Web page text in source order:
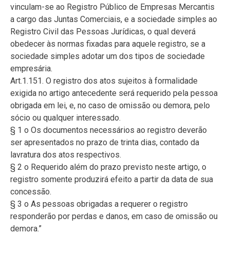
vinculam-se ao Registro Público de Empresas Mercantis
a cargo das Juntas Comerciais, e a sociedade simples ao
Registro Civil das Pessoas Jurídicas, o qual deverá
obedecer às normas fixadas para aquele registro, se a
sociedade simples adotar um dos tipos de sociedade
empresária.
Art.1.151. O registro dos atos sujeitos à formalidade
exigida no artigo antecedente será requerido pela pessoa
obrigada em lei, e, no caso de omissão ou demora, pelo
sócio ou qualquer interessado.
§ 1 o Os documentos necessários ao registro deverão
ser apresentados no prazo de trinta dias, contado da
lavratura dos atos respectivos.
§ 2 o Requerido além do prazo previsto neste artigo, o
registro somente produzirá efeito a partir da data de sua
concessão.
§ 3 o As pessoas obrigadas a requerer o registro
responderão por perdas e danos, em caso de omissão ou
demora.”